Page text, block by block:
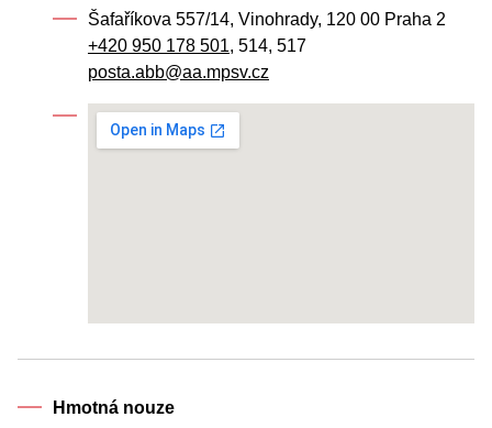
Šafaříkova 557/14, Vinohrady, 120 00 Praha 2
+420 950 178 501, 514, 517
posta.abb@aa.mpsv.cz
Hmotná nouze